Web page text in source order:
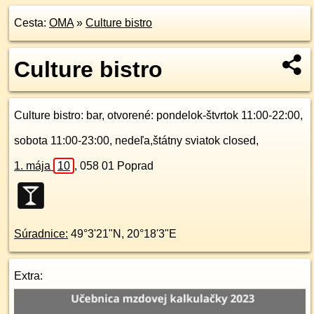
Cesta: OMA» Culture bistro
Culture bistro
Culture bistro: bar, otvorené: pondelok-štvrtok 11:00-22:00,
sobota 11:00-23:00, nedeľa,štátny sviatok closed,
1. mája 10 , 058 01 Poprad
Súradnice: 49°3'21"N , 20°18'3"E
Extra: